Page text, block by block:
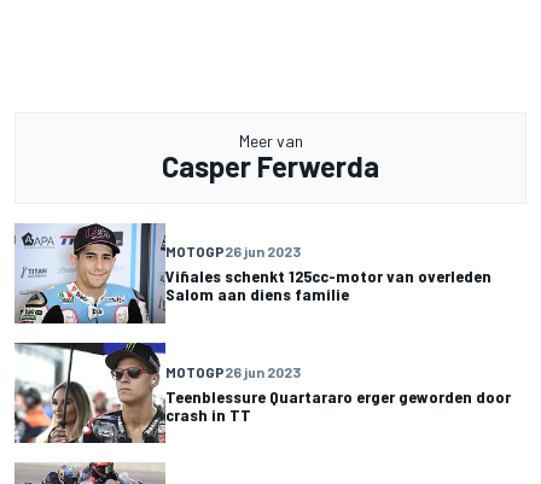
Meer van
Casper Ferwerda
MOTOGP26 jun 2023
Viñales schenkt 125cc-motor van overleden
Salom aan diens familie
MOTOGP26 jun 2023
Teenblessure Quartararo erger geworden door
crash in TT